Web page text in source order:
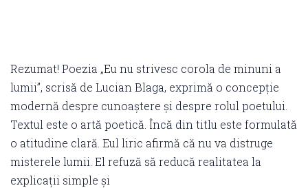
Rezumat! Poezia „Eu nu strivesc corola de minuni a
lumii”, scrisă de Lucian Blaga, exprimă o concepție
modernă despre cunoaștere și despre rolul poetului.
Textul este o artă poetică. Încă din titlu este formulată
o atitudine clară. Eul liric afirmă că nu va distruge
misterele lumii. El refuză să reducă realitatea la
explicații simple și